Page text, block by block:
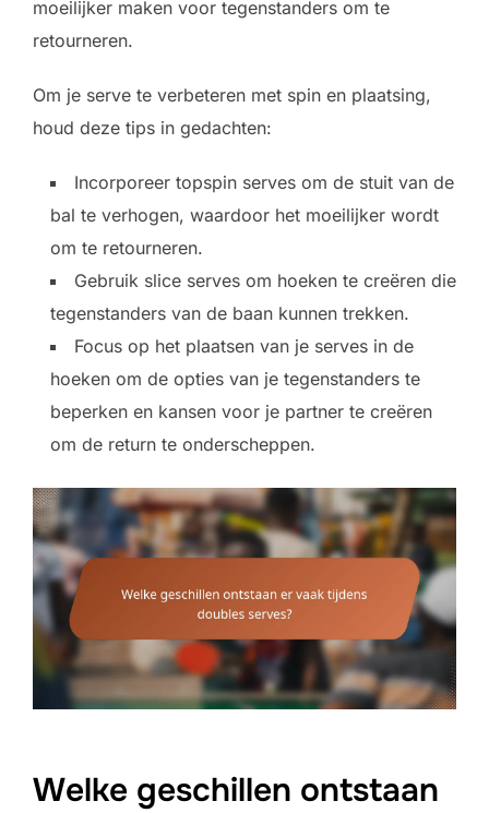
moeilijker maken voor tegenstanders om te
retourneren.
Om je serve te verbeteren met spin en plaatsing,
houd deze tips in gedachten:
Incorporeer topspin serves om de stuit van de
bal te verhogen, waardoor het moeilijker wordt
om te retourneren.
Gebruik slice serves om hoeken te creëren die
tegenstanders van de baan kunnen trekken.
Focus op het plaatsen van je serves in de
hoeken om de opties van je tegenstanders te
beperken en kansen voor je partner te creëren
om de return te onderscheppen.
Welke geschillen ontstaan